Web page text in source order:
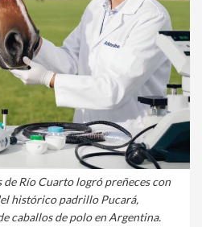
Río Cuarto logró preñeces con
histórico padrillo Pucará,
caballos de polo en Argentina.